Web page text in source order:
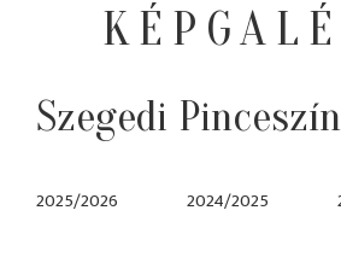
Szegedi
2025/2026 2024/2025